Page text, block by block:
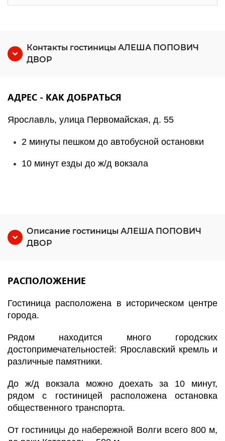
Контакты гостиницы АЛЕША ПОПОВИЧ
ДВОР
АДРЕС - КАК ДОБРАТЬСЯ
Ярославль, улица Первомайская, д. 55
2 минуты пешком до автобусной остановки
10 минут езды до ж/д вокзала
Описание гостиницы АЛЕША ПОПОВИЧ
ДВОР
РАСПОЛОЖЕНИЕ
Гостиница расположена в историческом центре
города.
Рядом находится много городских
достопримечательностей: Ярославский кремль и
различные памятники.
До ж/д вокзала можно доехать за 10 минут,
рядом с гостиницей расположена остановка
общественного транспорта.
От гостиницы до набережной Волги всего 800 м,